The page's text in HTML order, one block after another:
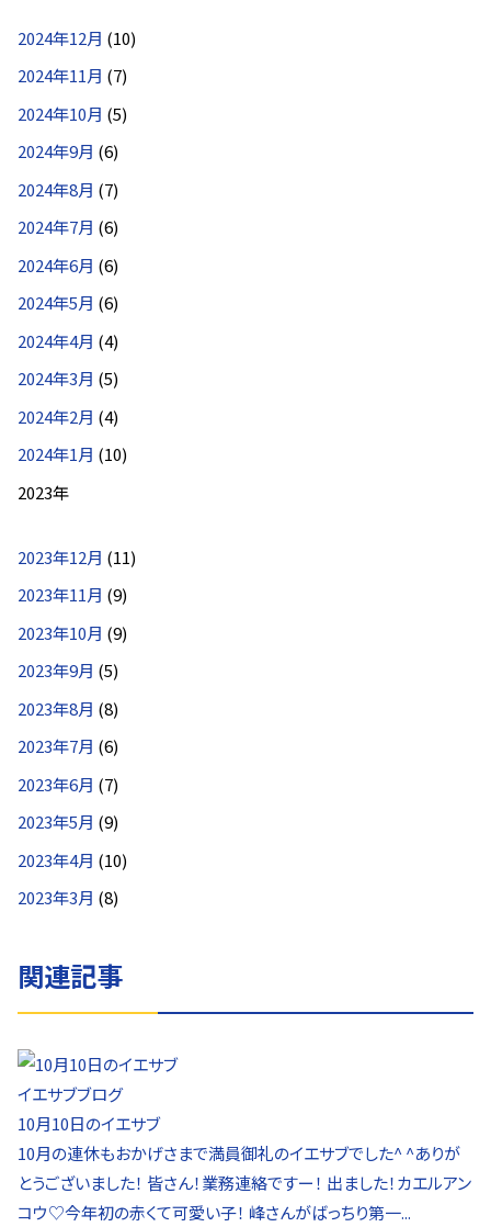
2024年12月 (10)
2024年11月 (7)
2024年10月 (5)
2024年9月 (6)
2024年8月 (7)
2024年7月 (6)
2024年6月 (6)
2024年5月 (6)
2024年4月 (4)
2024年3月 (5)
2024年2月 (4)
2024年1月 (10)
2023年
2023年12月 (11)
2023年11月 (9)
2023年10月 (9)
2023年9月 (5)
2023年8月 (8)
2023年7月 (6)
2023年6月 (7)
2023年5月 (9)
2023年4月 (10)
2023年3月 (8)
関連記事
イエサブブログ
10月10日のイエサブ
10月の連休もおかげさまで満員御礼のイエサブでした^ ^ありが
とうございました！ 皆さん！業務連絡ですー！ 出ました！カエルアン
コウ♡今年初の赤くて可愛い子！ 峰さんがばっちり第一...